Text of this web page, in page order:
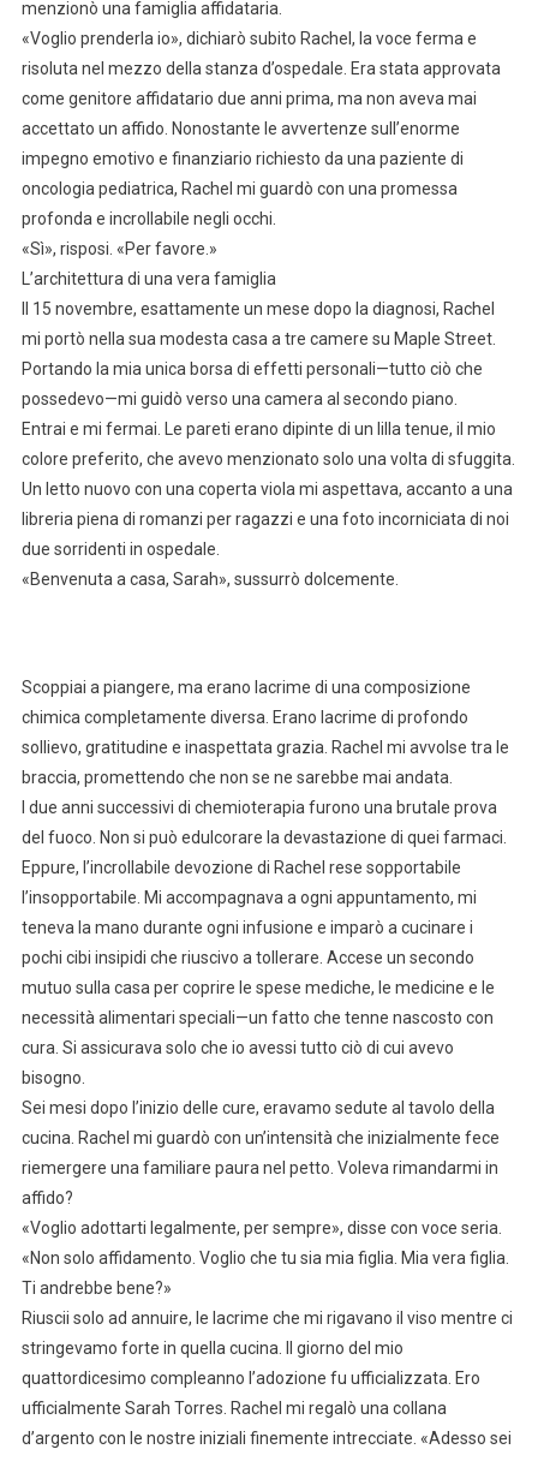
menzionò una famiglia affidataria.
«Voglio prenderla io», dichiarò subito Rachel, la voce ferma e
risoluta nel mezzo della stanza d’ospedale. Era stata approvata
come genitore affidatario due anni prima, ma non aveva mai
accettato un affido. Nonostante le avvertenze sull’enorme
impegno emotivo e finanziario richiesto da una paziente di
oncologia pediatrica, Rachel mi guardò con una promessa
profonda e incrollabile negli occhi.
«Sì», risposi. «Per favore.»
L’architettura di una vera famiglia
Il 15 novembre, esattamente un mese dopo la diagnosi, Rachel
mi portò nella sua modesta casa a tre camere su Maple Street.
Portando la mia unica borsa di effetti personali—tutto ciò che
possedevo—mi guidò verso una camera al secondo piano.
Entrai e mi fermai. Le pareti erano dipinte di un lilla tenue, il mio
colore preferito, che avevo menzionato solo una volta di sfuggita.
Un letto nuovo con una coperta viola mi aspettava, accanto a una
libreria piena di romanzi per ragazzi e una foto incorniciata di noi
due sorridenti in ospedale.
«Benvenuta a casa, Sarah», sussurrò dolcemente.
Scoppiai a piangere, ma erano lacrime di una composizione
chimica completamente diversa. Erano lacrime di profondo
sollievo, gratitudine e inaspettata grazia. Rachel mi avvolse tra le
braccia, promettendo che non se ne sarebbe mai andata.
I due anni successivi di chemioterapia furono una brutale prova
del fuoco. Non si può edulcorare la devastazione di quei farmaci.
Eppure, l’incrollabile devozione di Rachel rese sopportabile
l’insopportabile. Mi accompagnava a ogni appuntamento, mi
teneva la mano durante ogni infusione e imparò a cucinare i
pochi cibi insipidi che riuscivo a tollerare. Accese un secondo
mutuo sulla casa per coprire le spese mediche, le medicine e le
necessità alimentari speciali—un fatto che tenne nascosto con
cura. Si assicurava solo che io avessi tutto ciò di cui avevo
bisogno.
Sei mesi dopo l’inizio delle cure, eravamo sedute al tavolo della
cucina. Rachel mi guardò con un’intensità che inizialmente fece
riemergere una familiare paura nel petto. Voleva rimandarmi in
affido?
«Voglio adottarti legalmente, per sempre», disse con voce seria.
«Non solo affidamento. Voglio che tu sia mia figlia. Mia vera figlia.
Ti andrebbe bene?»
Riuscii solo ad annuire, le lacrime che mi rigavano il viso mentre ci
stringevamo forte in quella cucina. Il giorno del mio
quattordicesimo compleanno l’adozione fu ufficializzata. Ero
ufficialmente Sarah Torres. Rachel mi regalò una collana
d’argento con le nostre iniziali finemente intrecciate. «Adesso sei